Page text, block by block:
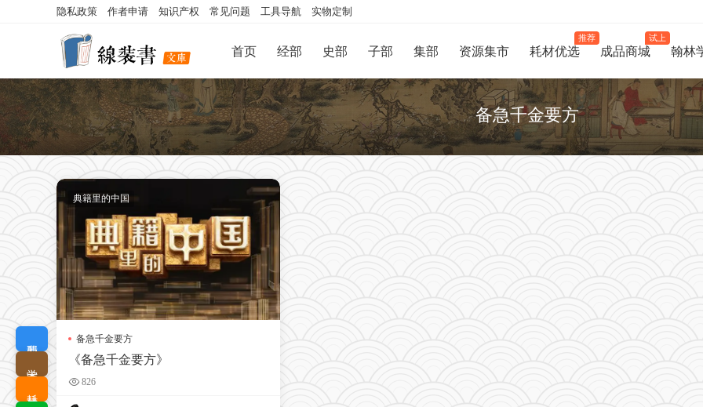
首页 经部 史部 子部 集部 资源集市 耗材优选
推荐
成品商城
试上
翰林
隐私政策 作者申请 知识产权 常见问题 工具导航 实物定制
备急千金要方
典籍里的中国
备急千金要方
《备急千金要方》
826